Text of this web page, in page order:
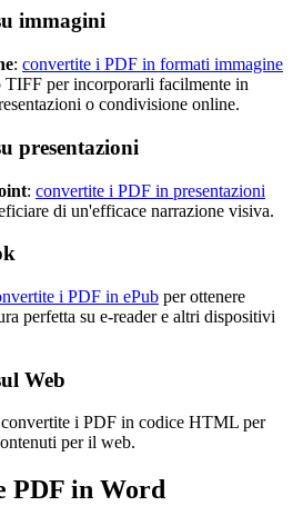
immagini
: convertite i PDF in formati immagine
TIFF per incorporarli facilmente in
o condivisione online.
presentazioni
: convertite i PDF in presentazioni
di un'efficace narrazione visiva.
i PDF in ePub per ottenere
perfetta su e-reader e altri dispositivi
Web
i PDF in codice HTML per
per il web.
PDF in Word